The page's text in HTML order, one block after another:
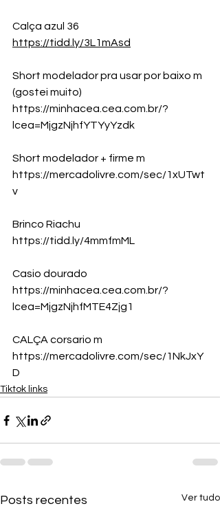
Calça azul 36
https://tidd.ly/3L1mAsd
Short modelador pra usar por baixo m
(gostei muito)
https://minhacea.cea.com.br/?
lcea=MjgzNjhfYTYyYzdk
Short modelador + firme m
https://mercadolivre.com/sec/1xUTwt
v
Brinco Riachu
https://tidd.ly/4mmfmML
Casio dourado
https://minhacea.cea.com.br/?
lcea=MjgzNjhfMTE4Zjg1
CALÇA corsario m
https://mercadolivre.com/sec/1NkJxY
D
Tiktok links
Posts recentes Ver tudo